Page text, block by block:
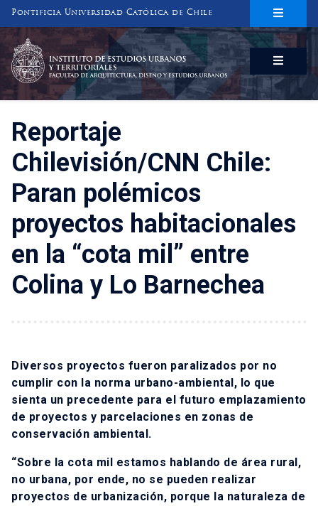
Pontificia Universidad Católica de Chile
INSTITUTO DE ESTUDIOS URBANOS
Y TERRITORIALES
FACULTAD DE ARQUITECTURA, DISEÑO Y ESTUDIOS URBANOS
Reportaje
Chilevisión/CNN Chile:
Paran polémicos
proyectos habitacionales
en la “cota mil” entre
Colina y Lo Barnechea
Diversos proyectos fueron paralizados por no
cumplir con la norma urbano-ambiental, lo que
sienta un precedente para el futuro emplazamiento
de proyectos y parcelaciones en zonas de
conservación ambiental.
“Sobre la cota mil estamos hablando de área rural,
no urbana, por ende, no se pueden realizar
proyectos de urbanización, porque la naturaleza de